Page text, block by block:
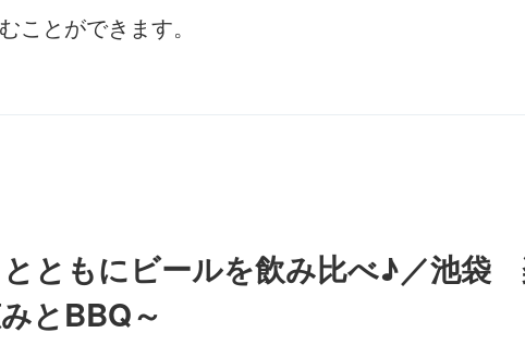
ことができます。
とともにビールを飲み比べ♪／池袋
とBBQ～